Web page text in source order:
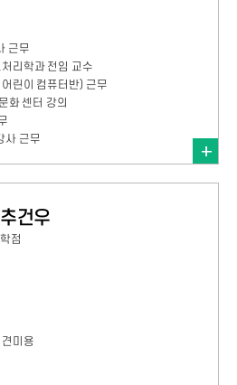
근무
리학과 전임 교수
린이 컴퓨터반) 근무
화 센터 강의
사 근무
추건우
학점
미용